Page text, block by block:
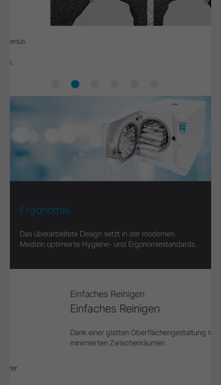
Gerätesteuerung
Ergonomie
Das überarbeitete Design setzt in der modernen
Medizin optimierte Hygiene- und Ergonomiestandards.
Einfaches Reinigen
Einfaches Reinigen
Dank einer glatten Oberflächengestaltung mit
minimierten Zwischenräumen.